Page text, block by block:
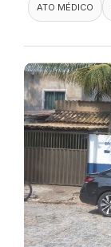
ATO MÉDICO